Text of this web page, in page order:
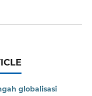
globalisasi